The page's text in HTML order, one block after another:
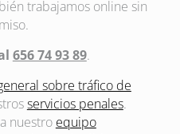
trabajamos online sin
656 74 93 89.
sobre tráfico de
servicios penales.
nuestro equipo